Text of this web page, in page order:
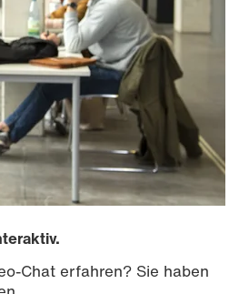
Chat erfahren? Sie haben